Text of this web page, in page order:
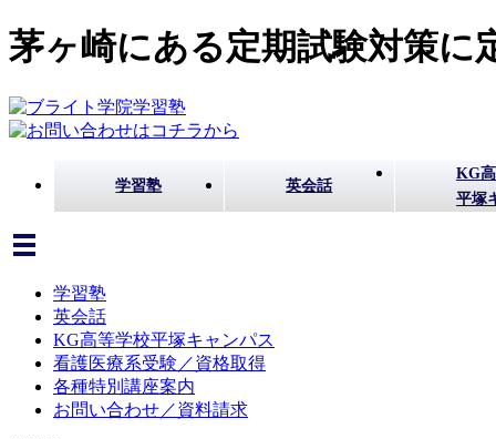
茅ヶ崎にある定期試験対策に
学習塾 英会話
KG
平塚
学習塾
英会話
KG高等学校平塚キャンパス
看護医療系受験／資格取得
各種特別講座案内
お問い合わせ／資料請求